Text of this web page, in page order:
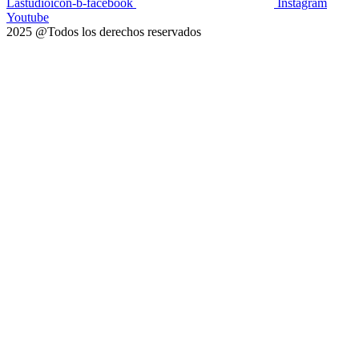
Lastudioicon-b-facebook
Instagram
Youtube
2025 @Todos los derechos reservados